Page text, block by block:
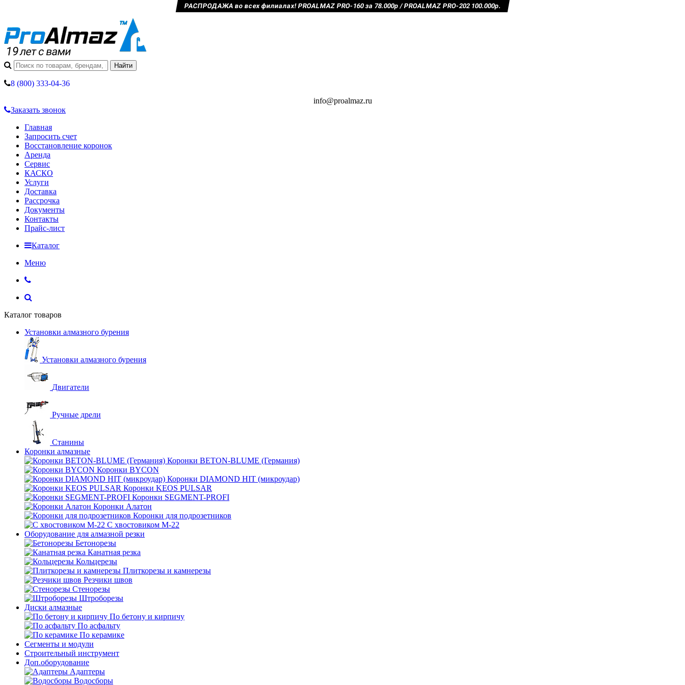
РАСПРОДАЖА во всех филиалах! PROALMAZ PRO-160 за 78.000р / PROALMAZ PRO-202 100.000р.
8 (800) 333-04-36
info@proalmaz.ru
Заказать звонок
Главная
Запросить счет
Восстановление коронок
Аренда
Сервис
КАСКО
Услуги
Доставка
Рассрочка
Документы
Контакты
Прайс-лист
Каталог
Меню
Каталог товаров
Установки алмазного бурения
Установки алмазного бурения
Двигатели
Ручные дрели
Станины
Коронки алмазные
Коронки BETON-BLUME (Германия)
Коронки BYCON
Коронки DIAMOND HIT (микроудар)
Коронки KEOS PULSAR
Коронки SEGMENT-PROFI
Коронки Алатон
Коронки для подрозетников
С хвостовиком М-22
Оборудование для алмазной резки
Бетонорезы
Канатная резка
Кольцерезы
Плиткорезы и камнерезы
Резчики швов
Стенорезы
Штроборезы
Диски алмазные
По бетону и кирпичу
По асфальту
По керамике
Сегменты и модули
Строительный инструмент
Доп.оборудование
Адаптеры
Водосборы